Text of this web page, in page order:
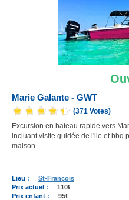
Marie Galante - GWT
(371 Votes)
Excursion en bateau rapide vers
incluant visite guidée de l'ile et bbq
maison.
Lieu :
St-François
Prix actuel :
110€
Prix enfant :
95€